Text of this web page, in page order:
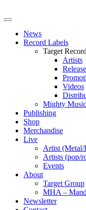
News
Record Labels
Target
Artists
Videos
Mighty Music
Publishing
Shop
Merchandise
Live
Artist (Metal/
Artists (pop/
Events
About
Target Group
MHA –
Newsletter